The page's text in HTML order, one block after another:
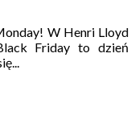
W Henri Lloyd
Friday to dzień